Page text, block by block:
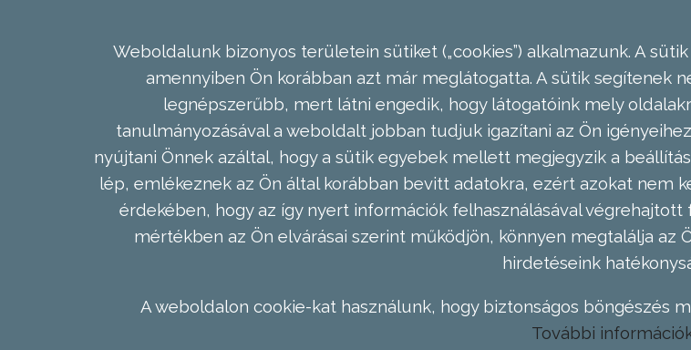
Weboldalunk bizonyos területein sütiket („cookies”) alkalmazunk. A
amennyiben Ön korábban azt már meglátogatta. A sütik segítenek
legnépszerűbb, mert látni engedik, hogy látogatóink mely
tanulmányozásával a weboldalt jobban tudjuk igazítani az Ön
nyújtani Önnek azáltal, hogy a sütik egyebek mellett megjegyzik a
lép, emlékeznek az Ön által korábban bevitt adatokra, ezért azokat nem
érdekében, hogy az így nyert információk felhasználásával
mértékben az Ön elvárásai szerint működjön, könnyen megtalálja
hirdetéseink
A weboldalon cookie-kat használunk, hogy biztonságos böngészés
További